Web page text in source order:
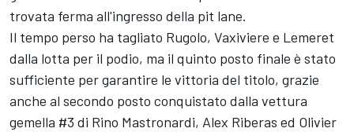
trovata ferma all'ingresso della pit lane.
Il tempo perso ha tagliato Rugolo, Vaxiviere e Lemeret
dalla lotta per il podio, ma il quinto posto finale è stato
sufficiente per garantire le vittoria del titolo, grazie
anche al secondo posto conquistato dalla vettura
gemella #3 di Rino Mastronardi, Alex Riberas ed Olivier